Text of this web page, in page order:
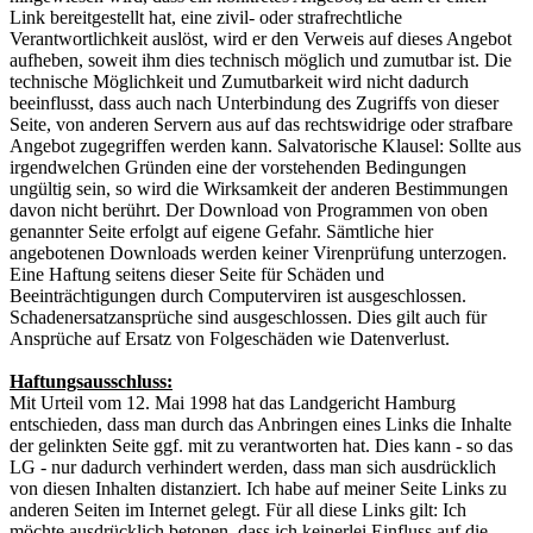
Link bereitgestellt hat, eine zivil- oder strafrechtliche
Verantwortlichkeit auslöst, wird er den Verweis auf dieses Angebot
aufheben, soweit ihm dies technisch möglich und zumutbar ist. Die
technische Möglichkeit und Zumutbarkeit wird nicht dadurch
beeinflusst, dass auch nach Unterbindung des Zugriffs von dieser
Seite, von anderen Servern aus auf das rechtswidrige oder strafbare
Angebot zugegriffen werden kann. Salvatorische Klausel: Sollte aus
irgendwelchen Gründen eine der vorstehenden Bedingungen
ungültig sein, so wird die Wirksamkeit der anderen Bestimmungen
davon nicht berührt. Der Download von Programmen von oben
genannter Seite erfolgt auf eigene Gefahr. Sämtliche hier
angebotenen Downloads werden keiner Virenprüfung unterzogen.
Eine Haftung seitens dieser Seite für Schäden und
Beeinträchtigungen durch Computerviren ist ausgeschlossen.
Schadenersatzansprüche sind ausgeschlossen. Dies gilt auch für
Ansprüche auf Ersatz von Folgeschäden wie Datenverlust.
Haftungsausschluss:
Mit Urteil vom 12. Mai 1998 hat das Landgericht Hamburg
entschieden, dass man durch das Anbringen eines Links die Inhalte
der gelinkten Seite ggf. mit zu verantworten hat. Dies kann - so das
LG - nur dadurch verhindert werden, dass man sich ausdrücklich
von diesen Inhalten distanziert. Ich habe auf meiner Seite Links zu
anderen Seiten im Internet gelegt. Für all diese Links gilt: Ich